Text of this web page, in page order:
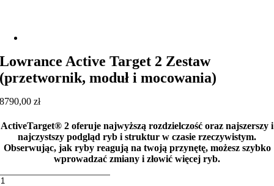
Lowrance Active Target 2 Zestaw
(przetwornik, moduł i mocowania)
8790,00zł
ActiveTarget® 2 oferuje najwyższą rozdzielczość oraz najszerszy i
najczystszy podgląd ryb i struktur w czasie rzeczywistym.
Obserwując, jak ryby reagują na twoją przynętę, możesz szybko
wprowadzać zmiany i złowić więcej ryb.